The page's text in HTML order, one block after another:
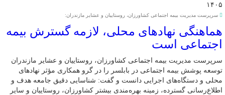
۱۴۰۵
سرپرست مدیریت بیمه اجتماعی کشاورزان، روستاییان و عشایر مازندران:
هماهنگی نهادهای محلی، لازمه گسترش بیمه
اجتماعی است
سرپرست مدیریت بیمه اجتماعی کشاورزان، روستاییان و عشایر مازندران
توسعه پوشش بیمه اجتماعی در بابلسر را در گرو همکاری مؤثر نهادهای
محلی و دستگاه‌های اجرایی دانست و گفت: شناسایی دقیق جامعه هدف و
اطلاع‌رسانی گسترده، زمینه بهره‌مندی بیشتر کشاورزان، روستاییان و سایر